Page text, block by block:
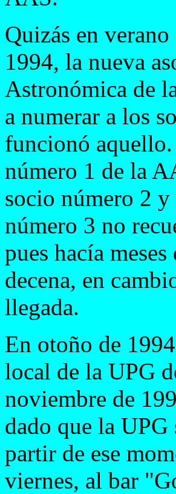
Quizás en
1994, la nueva
Astronómica de
a numerar a los
funcionó aquello.
número 1 de la
socio número 2
número 3 no
pues hacía
decena, en
llegada.
En otoño de
local de la UPG
noviembre de
dado que la
partir de ese
viernes, al bar